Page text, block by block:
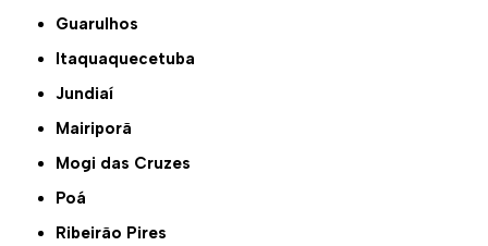
Guarulhos
Itaquaquecetuba
Jundiaí
Mairiporã
Mogi das Cruzes
Poá
Ribeirão Pires